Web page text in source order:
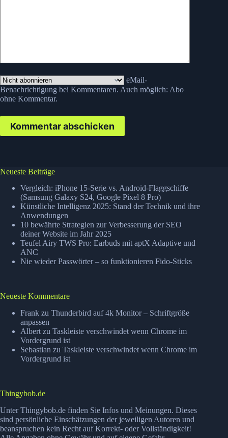
eMail-
Benachrichtigung bei Kommentaren. Auch möglich: Abo
ohne Kommentar.
Kommentar abschicken
Neueste Beiträge
Vergleich: iPhone 15-Serie vs. Android-Flaggschiffe
(Samsung Galaxy S24, Google Pixel 8 Pro)
Künstliche Intelligenz 2025: Stand der Technik und ihre
Anwendungen
10 bewährte Strategien zur Verbesserung der SEO
deiner Website im Jahr 2025
Teufel Airy TWS Pro: Earbuds mit aptX Adaptive und
ANC
Nie wieder Passwörter – so funktionieren Fido-Sticks
Neueste Kommentare
Frank zu Thunderbird auf 4k Monitor – Schriftgröße
anpassen
Albert zu Taskleiste verschwindet wenn Chrome im
Vordergrund ist
Sebastian zu Taskleiste verschwindet wenn Chrome im
Vordergrund ist
Thingybob.de
Unter Thingybob.de finden Sie Infos und Meinungen. Dieses
sind persönliche Einschätzungen der jeweiligen Autoren und
beanspruchen kein Recht auf Korrekt- oder Vollständigkeit!